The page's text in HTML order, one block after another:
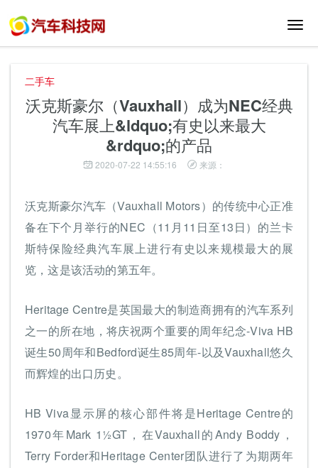
切
二手车
沃克斯豪尔（Vauxhall）成为NEC经典
汽车展上&ldquo;有史以来最大
&rdquo;的产品
2020-07-22 14:55:16 来源：
沃克斯豪尔汽车（Vauxhall Motors）的传统中心正准
备在下个月举行的NEC（11月11日至13日）的兰卡
斯特保险经典汽车展上进行有史以来规模最大的展
览，这是该活动的第五年。
Heritage Centre是英国最大的制造商拥有的汽车系列
之一的所在地，将庆祝两个重要的周年纪念-Viva HB
诞生50周年和Bedford诞生85周年-以及Vauxhall悠久
而辉煌的出口历史。
HB Viva显示屏的核心部件将是Heritage Centre的
1970年Mark 1½GT，在Vauxhall的Andy Boddy，
Terry Forder和Heritage Center团队进行了为期两年